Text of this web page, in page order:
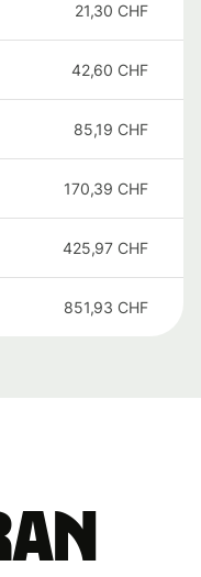
21,30 CHF
42,60 CHF
85,19 CHF
170,39 CHF
425,97 CHF
851,93 CHF